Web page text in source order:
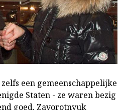
een gemeenschappelijke
Staten - ze waren bezig
goed. Zavorotnyuk